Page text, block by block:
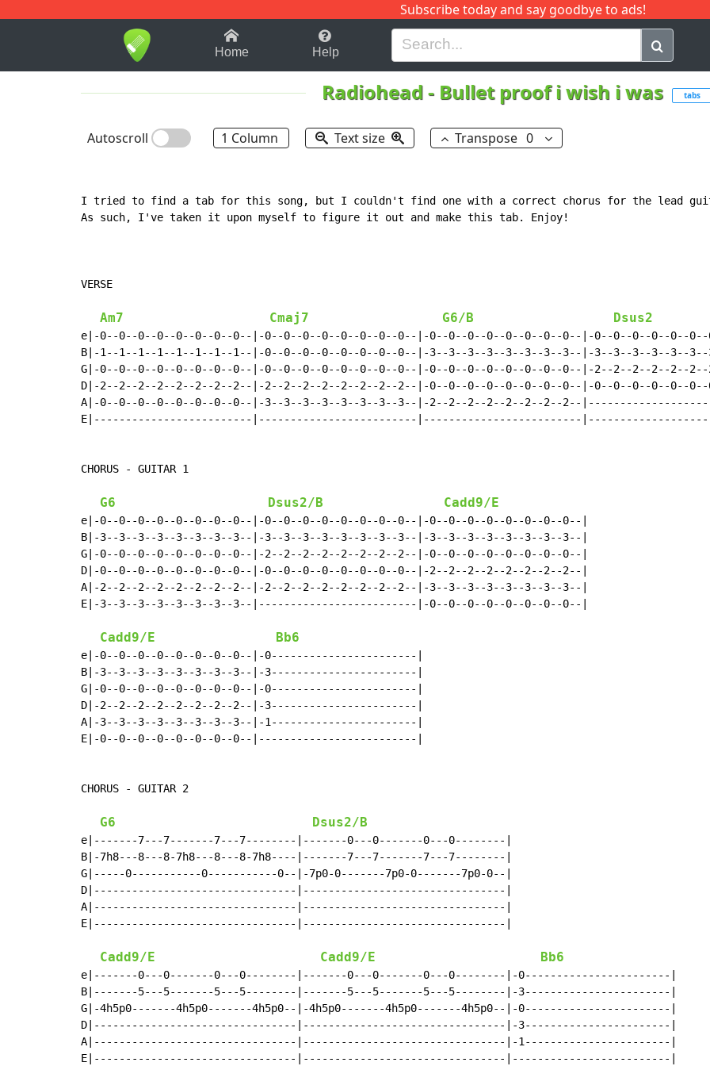
Subscribe today and say goodbye to ads!
1-9 B H I J Q
Home Help
Radiohead- Bullet proof i wish i was tabs
Autoscroll 1 Column Text size Transpose 0
I tried to find a tab for this song, but I couldn't find one with a correct chorus for the lead
As such, I've taken it upon myself to figure it out and make this tab. Enjoy!
VERSE
Am7 Cmaj7 G6/B Dsus2
e|-0--0--0--0--0--0--0--0--|-0--0--0--0--0--0--0--0--|-0--0--0--0--0--0--0--0--|-0--0--0--0--0--0--
B|-1--1--1--1--1--1--1--1--|-0--0--0--0--0--0--0--0--|-3--3--3--3--3--3--3--3--|-3--3--3--3--3--3--
G|-0--0--0--0--0--0--0--0--|-0--0--0--0--0--0--0--0--|-0--0--0--0--0--0--0--0--|-2--2--2--2--2--2--
D|-2--2--2--2--2--2--2--2--|-2--2--2--2--2--2--2--2--|-0--0--0--0--0--0--0--0--|-0--0--0--0--0--0--
A|-0--0--0--0--0--0--0--0--|-3--3--3--3--3--3--3--3--|-2--2--2--2--2--2--2--2--
E|-------------------------|-------------------------|-------------------------
CHORUS - GUITAR 1
G6 Dsus2/B Cadd9/E
e|-0--0--0--0--0--0--0--0--|-0--0--0--0--0--0--0--0--|-0--0--0--0--0--0--0--0--|
B|-3--3--3--3--3--3--3--3--|-3--3--3--3--3--3--3--3--|-3--3--3--3--3--3--3--3--|
G|-0--0--0--0--0--0--0--0--|-2--2--2--2--2--2--2--2--|-0--0--0--0--0--0--0--0--|
D|-0--0--0--0--0--0--0--0--|-0--0--0--0--0--0--0--0--|-2--2--2--2--2--2--2--2--|
A|-2--2--2--2--2--2--2--2--|-2--2--2--2--2--2--2--2--|-3--3--3--3--3--3--3--3--|
E|-3--3--3--3--3--3--3--3--|-------------------------|-0--0--0--0--0--0--0--0--|
Cadd9/E Bb6
e|-0--0--0--0--0--0--0--0--|-0-----------------------|
B|-3--3--3--3--3--3--3--3--|-3-----------------------|
G|-0--0--0--0--0--0--0--0--|-0-----------------------|
D|-2--2--2--2--2--2--2--2--|-3-----------------------|
A|-3--3--3--3--3--3--3--3--|-1-----------------------|
E|-0--0--0--0--0--0--0--0--|-------------------------|
CHORUS - GUITAR 2
G6 Dsus2/B
e|-------7---7-------7---7--------|-------0---0-------0---0--------|
B|-7h8---8---8-7h8---8---8-7h8----|-------7---7-------7---7--------|
G|-----0-----------0-----------0--|-7p0-0-------7p0-0-------7p0-0--|
D|--------------------------------|--------------------------------|
A|--------------------------------|--------------------------------|
E|--------------------------------|--------------------------------|
Cadd9/E Cadd9/E Bb6
e|-------0---0-------0---0--------|-------0---0-------0---0--------|-0-----------------------|
B|-------5---5-------5---5--------|-------5---5-------5---5--------|-3-----------------------|
G|-4h5p0-------4h5p0-------4h5p0--|-4h5p0-------4h5p0-------4h5p0--|-0-----------------------|
D|--------------------------------|--------------------------------|-3-----------------------|
A|--------------------------------|--------------------------------|-1-----------------------|
E|--------------------------------|--------------------------------|-------------------------|